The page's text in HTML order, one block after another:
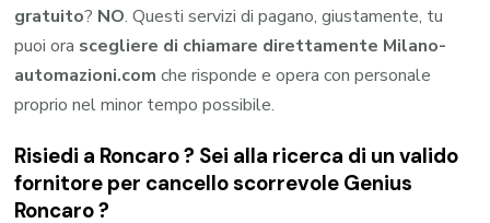
gratuito? NO. Questi servizi di pagano, giustamente, tu
puoi ora scegliere di chiamare direttamente Milano-
automazioni.com che risponde e opera con personale
proprio nel minor tempo possibile.
Risiedi a Roncaro? Sei alla ricerca di un valido
fornitore per cancello scorrevole Genius
Roncaro?